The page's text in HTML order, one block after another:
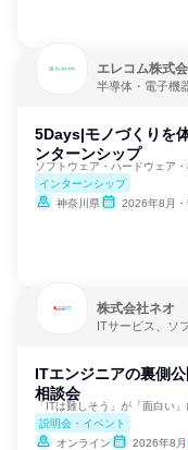
エレコム株式
半導体・電子機
5Days|モノづくりを
ンターンシップ
ソフトウェア・ハードウェア
インターンシップ
神奈川県
2026年8月
株式会社ネオ
ITサービス、ソ
ITエンジニアの裏側
相談会
「ITは難しそう」が「面白い
説明会・イベント
オンライン
2026年8月